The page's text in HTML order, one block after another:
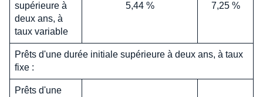
supérieure à
deux ans, à
taux variable
5,44 % 7,25 %
Prêts d'une durée initiale supérieure à deux ans, à taux
fixe :
Prêts d'une